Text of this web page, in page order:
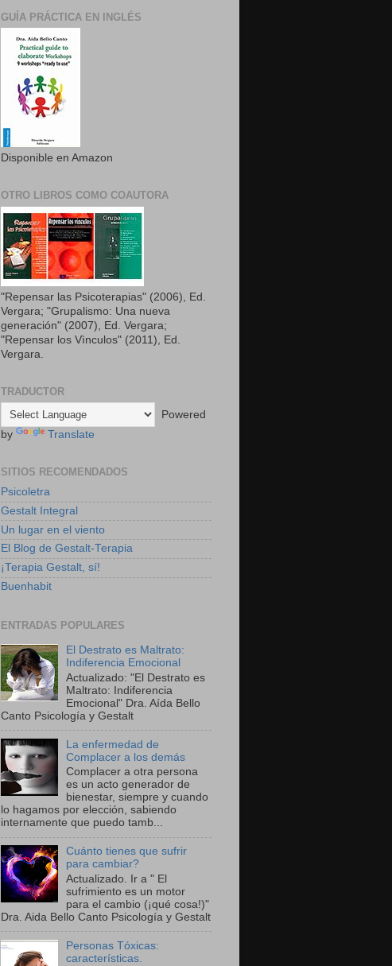
GUÍA PRÁCTICA EN INGLÉS
Disponible en Amazon
OTRO LIBROS COMO COAUTORA
"Repensar las Psicoterapias" (2006), Ed.
Vergara; "Grupalismo: Una nueva
generación" (2007), Ed. Vergara;
"Repensar los Vìnculos" (2011), Ed.
Vergara.
TRADUCTOR
Powered
by
Translate
SITIOS RECOMENDADOS
Psicoletra
Gestalt Integral
Un lugar en el viento
El Blog de Gestalt-Terapia
¡Terapia Gestalt, sí!
Buenhabit
ENTRADAS POPULARES
El Destrato es Maltrato:
Indiferencia Emocional
Actualizado: "El Destrato es
Maltrato: Indiferencia
Emocional" Dra. Aída Bello
Canto Psicología y Gestalt
La enfermedad de
Complacer a los demás
Complacer a otra persona
es un acto generador de
bienestar, siempre y cuando
lo hagamos por elección, sabiendo
internamente que puedo tamb...
Cuánto tienes que sufrir
para cambiar?
Actualizado. Ir a " El
sufrimiento es un motor
para el cambio (¡qué cosa!)"
Dra. Aida Bello Canto Psicología y Gestalt
Personas Tóxicas:
características.